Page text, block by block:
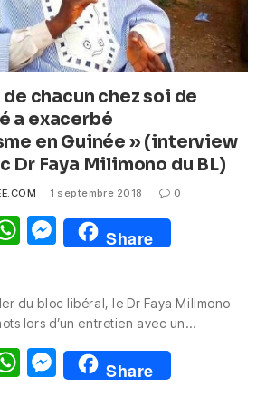
chacun chez soi de
a exacerbé
en Guinée » (interview
Dr Faya Milimono du BL)
1 septembre 2018 0
W
s
A
p
M
e
e
n
g
Share
du bloc libéral, le Dr Faya Milimono
lors d’un entretien avec un…
W M
e
Share